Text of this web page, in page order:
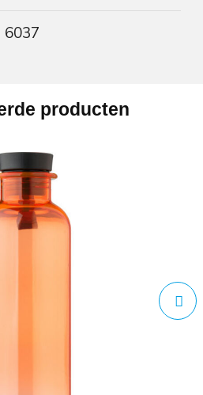
6037
producten